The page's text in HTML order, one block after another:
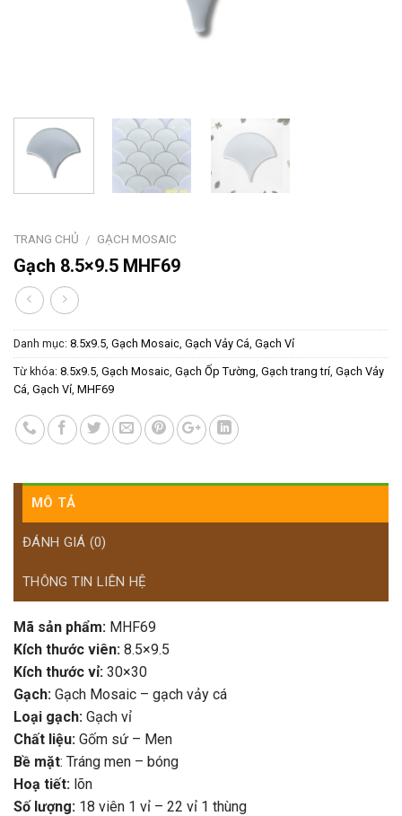
TRANG CHỦ / GẠCH MOSAIC
Gạch 8.5×9.5 MHF69
Danh mục: 8.5x9.5, Gạch Mosaic, Gạch Vảy Cá, Gạch Vỉ
Từ khóa: 8.5x9.5, Gạch Mosaic, Gạch Ốp Tường, Gạch trang trí, Gạch Vảy
Cá, Gạch Vỉ, MHF69
MÔ TẢ
ĐÁNH GIÁ (0)
THÔNG TIN LIÊN HỆ
Mã sản phẩm: MHF69
Kích thước viên: 8.5×9.5
Kích thước vỉ: 30×30
Gạch: Gạch Mosaic – gạch vảy cá
Loại gạch: Gạch vỉ
Chất liệu: Gốm sứ – Men
Bề mặt: Tráng men – bóng
Hoạ tiết: lõn
Số lượng: 18 viên 1 vỉ – 22 vỉ 1 thùng